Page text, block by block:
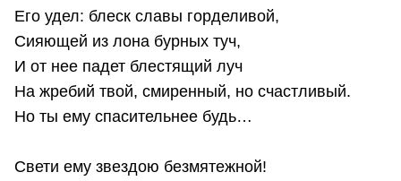
Его удел: блеск славы горделивой,
Сияющей из лона бурных туч,
И от нее падет блестящий луч
На жребий твой, смиренный, но счастливый.
Но ты ему спасительнее будь…
Свети ему звездою безмятежной!